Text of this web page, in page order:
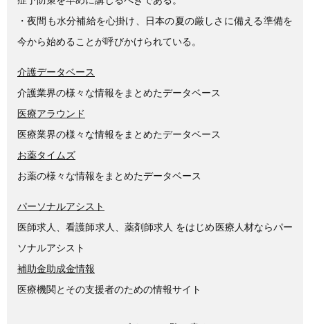
・夜間も水分補給を心掛け、日本の夏の厳しさに備える準備を
今から始めることが呼びかけられている。
介護データベース
介護業界の様々な情報をまとめたデータベース
医療アラウンド
医療業界の様々な情報をまとめたデータベース
お薬タイムズ
お薬の様々な情報をまとめたデータベース
パーソナルアシスト
医師求人、看護師求人、薬剤師求人 をはじめ医療人材ならパー
ソナルアシスト
補助金助成金情報
医療機関とその支援者のための情報サイト